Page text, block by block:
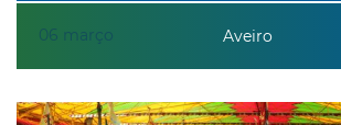
06 março Aveiro